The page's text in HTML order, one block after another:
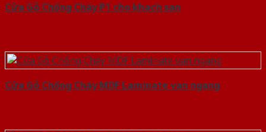
Cửa Gỗ Chống Cháy P1 cho khach san
Cửa Gỗ Chống Cháy MDF Laminate van ngang